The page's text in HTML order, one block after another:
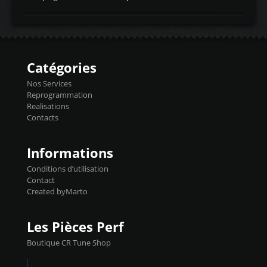
d'admissiontemp ex. pour atmo -30- 80°C
temperaturetemperature ldr moteurtemp
Injecteurs + Flashpro 1370€ TTC Le
précise et performante. Vous pourrez
basculer de la carto sans plomb à Ethanol à
l'aide du flashpro OPTION ECONOMIQUES
Reprog SP 98 sur le calculateur d'origine
450€ TTC Un gain d'environ 10cv et 15nm
Catégories
Nos Services
Reprogrammation
Realisations
Contacts
Informations
Conditions d’utilisation
Contact
Created byMarto
Les Pièces Perf
Boutique CR Tune Shop